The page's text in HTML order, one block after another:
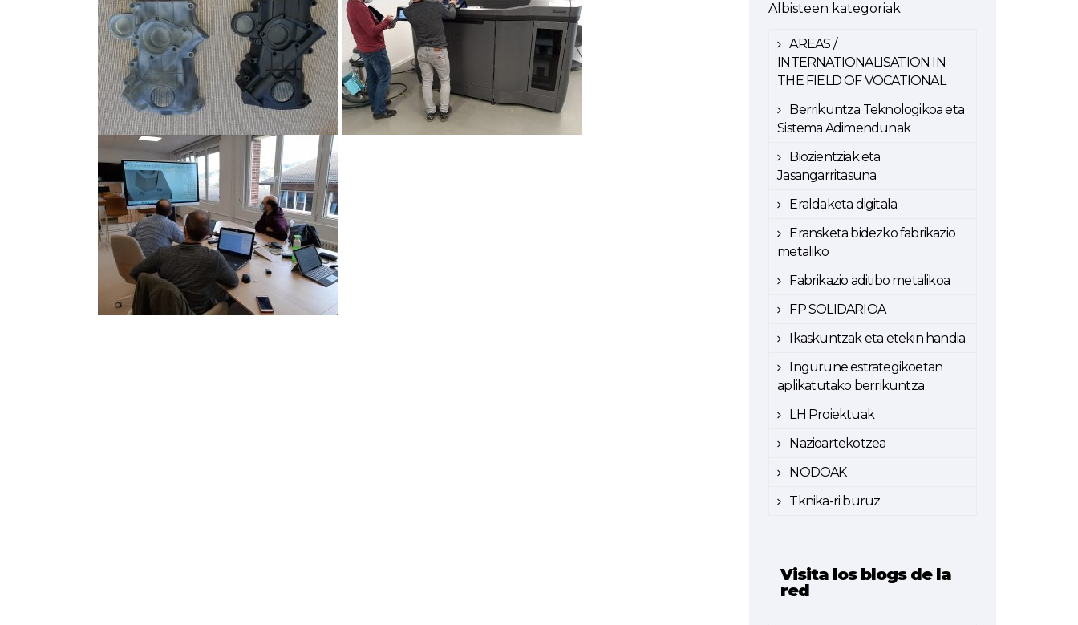
Albisteen kategoriak
AREAS /
INTERNATIONALISATION IN
THE FIELD OF VOCATIONAL
Berrikuntza Teknologikoa eta
Sistema Adimendunak
Biozientziak eta
Jasangarritasuna
Eraldaketa digitala
Eransketa bidezko fabrikazio
metaliko
Fabrikazio aditibo metalikoa
FP SOLIDARIOA
Ikaskuntzak eta etekin handia
Ingurune estrategikoetan
aplikatutako berrikuntza
LH Proiektuak
Nazioartekotzea
NODOAK
Tknika-ri buruz
Visita los blogs de la
red